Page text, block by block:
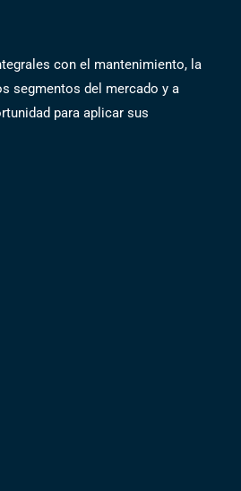
con el mantenimiento, la
segmentos del mercado y a
para aplicar sus